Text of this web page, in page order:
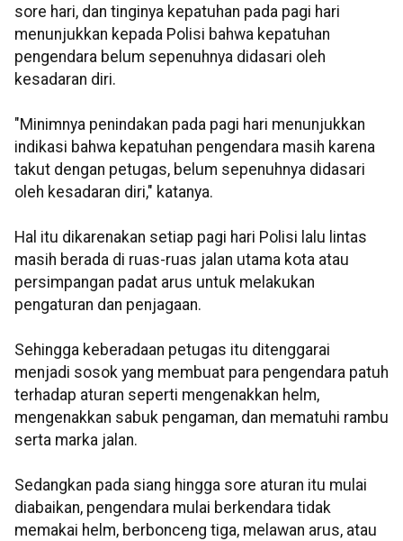
sore hari, dan tinginya kepatuhan pada pagi hari
menunjukkan kepada Polisi bahwa kepatuhan
pengendara belum sepenuhnya didasari oleh
kesadaran diri.
"Minimnya penindakan pada pagi hari menunjukkan
indikasi bahwa kepatuhan pengendara masih karena
takut dengan petugas, belum sepenuhnya didasari
oleh kesadaran diri," katanya.
Hal itu dikarenakan setiap pagi hari Polisi lalu lintas
masih berada di ruas-ruas jalan utama kota atau
persimpangan padat arus untuk melakukan
pengaturan dan penjagaan.
Sehingga keberadaan petugas itu ditenggarai
menjadi sosok yang membuat para pengendara patuh
terhadap aturan seperti mengenakkan helm,
mengenakkan sabuk pengaman, dan mematuhi rambu
serta marka jalan.
Sedangkan pada siang hingga sore aturan itu mulai
diabaikan, pengendara mulai berkendara tidak
memakai helm, berbonceng tiga, melawan arus, atau